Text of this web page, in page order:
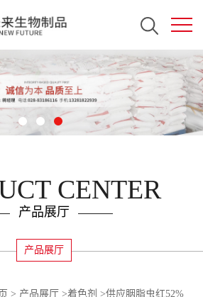
CENTER
产品展厅
产品展厅
> 产品展厅 >着色剂 >供应胭脂虫红52%